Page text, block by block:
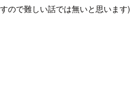
ので難しい話では無いと思います)